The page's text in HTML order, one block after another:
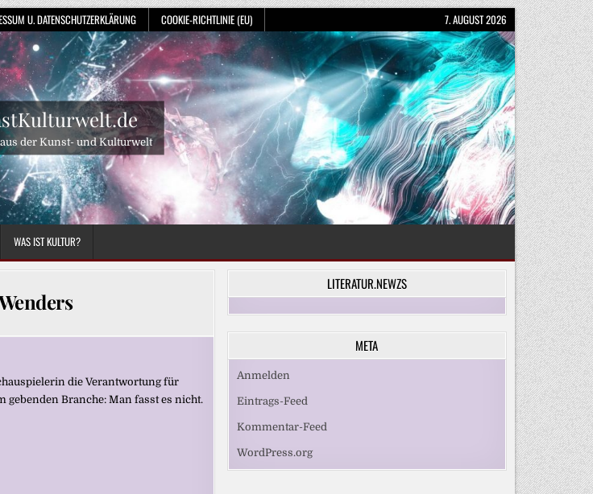
U. DATENSCHUTZERKLÄRUNG COOKIE-RICHTLINIE (EU) 7. AUGUST 2026
der Kunst- und Kulturwelt
WAS IST KULTUR?
die Verantwortung für
Branche: Man fasst es nicht.
LITERATUR.NEWZS
META
Anmelden
Eintrags-Feed
Kommentar-Feed
WordPress.org